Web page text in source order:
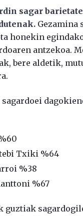
sagar
Gezamina
honekin
antzekoa.
bere aldetik,
Txiki %64
%38
%67